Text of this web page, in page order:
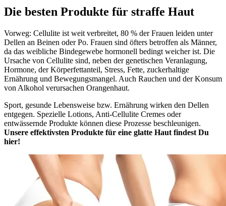
Die besten Produkte für straffe Haut
Vorweg: Cellulite ist weit verbreitet, 80 % der Frauen leiden unter
Dellen an Beinen oder Po. Frauen sind öfters betroffen als Männer,
da das weibliche Bindegewebe hormonell bedingt weicher ist. Die
Ursache von Cellulite sind, neben der genetischen Veranlagung,
Hormone, der Körperfettanteil, Stress, Fette, zuckerhaltige
Ernährung und Bewegungsmangel. Auch Rauchen und der Konsum
von Alkohol verursachen Orangenhaut.
Sport, gesunde Lebensweise bzw. Ernährung wirken den Dellen
entgegen. Spezielle Lotions, Anti-Cellulite Cremes oder
entwässernde Produkte können diese Prozesse beschleunigen.
Unsere effektivsten Produkte für eine glatte Haut findest Du
hier!